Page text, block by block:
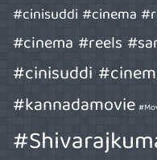
#cinisuddi #cinema
#cinema #reels
#cinisuddi
#kannadamovie